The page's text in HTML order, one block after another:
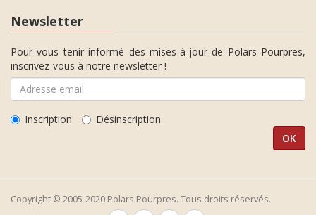
Newsletter
Pour vous tenir informé des mises-à-jour de Polars Pourpres,
inscrivez-vous à notre newsletter !
Inscription Désinscription
Copyright © 2005-2020 Polars Pourpres. Tous droits réservés.